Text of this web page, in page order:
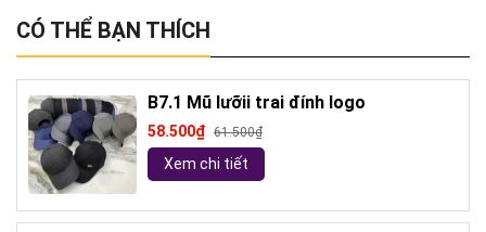
CÓ THỂ BẠN THÍCH
B7.1 Mũ lưỡii trai đính logo
58.500₫ 61.500₫
Xem chi tiết